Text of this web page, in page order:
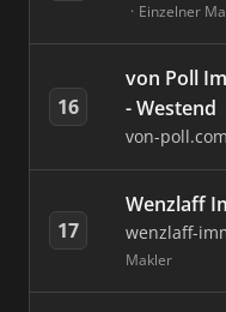
Einzelner
16
von Poll
- Westend
von-poll.com
17
Wenzlaff
wenzlaff-
Makler